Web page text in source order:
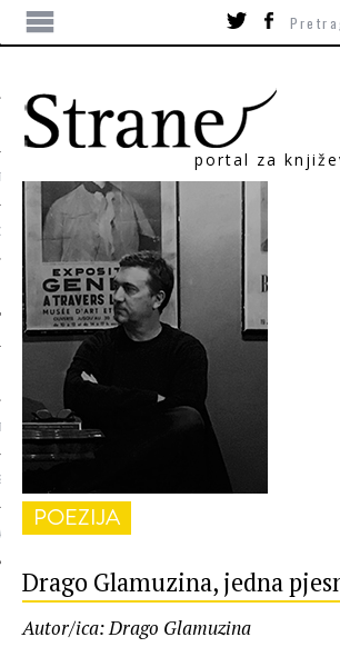
portal za
POEZIJA
Drago Glamuzina, jedna
Autor/ica: Drago Glamuzina